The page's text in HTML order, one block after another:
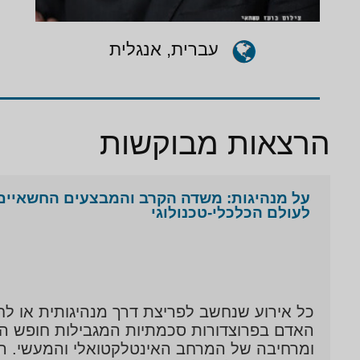
עברית, אנגלית
הרצאות מבוקשות
על מנהיגות: משדה הקרב והמבצעים
לעולם הכלכלי-טכנולוגי
כל אירוע שנחשב לפריצת דרך מנהיגותית או
האדם בפרוצדורות סכמתיות המגבילות חופש
ומרחיבה של המרחב האינטלקטואלי והמעשי.